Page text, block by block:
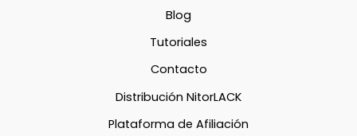
hasta
opciones
en
la
Blog
Tutoriales
Contacto
Distribución NitorLACK
Plataforma de Afiliación